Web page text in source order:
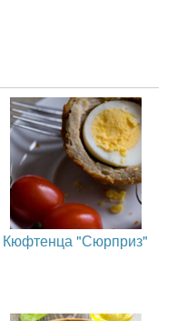
Кюфтенца "Сюрприз"